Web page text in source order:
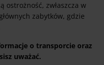
ostrożność, zwłaszcza w
zabytków, gdzie
o transporcie oraz
uważać.